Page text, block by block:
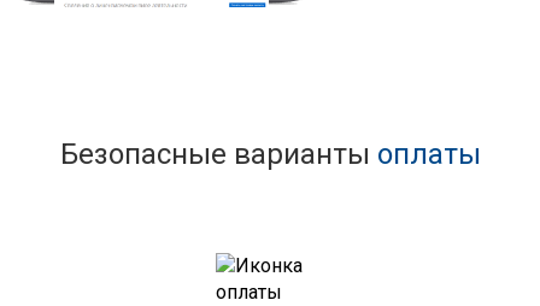
Безопасные варианты оплаты